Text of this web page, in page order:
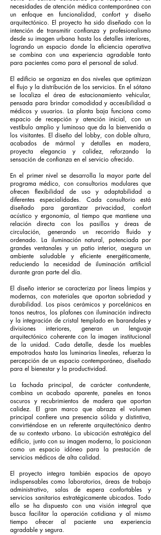
necesidades de atención médica contemporánea con
un enfoque en funcionalidad, confort y diseño
arquitectónico. El proyecto ha sido diseñado con la
intención de transmitir confianza y profesionalismo
desde su imagen urbana hasta los detalles interiores,
logrando un espacio donde la eficiencia operativa
se combina con una experiencia agradable tanto
para pacientes como para el personal de salud.
El edificio se organiza en dos niveles que optimizan
el flujo y la distribución de los servicios. En el sótano
se localiza el área de estacionamiento vehicular,
pensada para brindar comodidad y accesibilidad a
médicos y usuarios. La planta baja funciona como
espacio de recepción y atención inicial, con un
vestíbulo amplio y luminoso que da la bienvenida a
los visitantes. El diseño del lobby, con doble altura,
acabados de mármol y detalles en madera,
proyecta elegancia y calidez, reforzando la
sensación de confianza en el servicio ofrecido.
En el primer nivel se desarrolla la mayor parte del
programa médico, con consultorios modulares que
ofrecen flexibilidad de uso y adaptabilidad a
diferentes especialidades. Cada consultorio está
diseñado para garantizar privacidad, confort
acústico y ergonomía, al tiempo que mantiene una
relación directa con los pasillos y áreas de
circulación, generando un recorrido fluido y
ordenado. La iluminación natural, potenciada por
grandes ventanales y un patio interior, asegura un
ambiente saludable y eficiente energéticamente,
reduciendo la necesidad de iluminación artificial
durante gran parte del día.
El diseño interior se caracteriza por líneas limpias y
modernas, con materiales que aportan sobriedad y
durabilidad. Los pisos cerámicos y porcelánicos en
tonos neutros, los plafones con iluminación indirecta
y la integración de cristal templado en barandales y
divisiones interiores, generan un lenguaje
arquitectónico coherente con la imagen institucional
de la unidad. Cada detalle, desde los muebles
empotrados hasta las luminarias lineales, refuerza la
percepción de un espacio contemporáneo, diseñado
para el bienestar y la productividad.
La fachada principal, de carácter contundente,
combina un acabado aparente, paneles en tonos
oscuros y recubrimientos de madera que aportan
calidez. El gran marco que abraza el volumen
principal confiere una presencia sólida y distintiva,
convirtiéndose en un referente arquitectónico dentro
de su contexto urbano. La ubicación estratégica del
edificio, junto con su imagen moderna, lo posicionan
como un espacio idóneo para la prestación de
servicios médicos de alta calidad.
El proyecto integra también espacios de apoyo
indispensables como laboratorios, áreas de trabajo
administrativo, salas de espera confortables y
servicios sanitarios estratégicamente ubicados. Todo
ello se ha dispuesto con una visión integral que
busca facilitar la operación cotidiana y al mismo
tiempo ofrecer al paciente una experiencia
agradable y segura.